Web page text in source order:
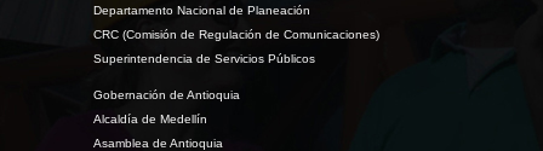
Departamento Nacional de Planeación
CRC (Comisión de Regulación de Comunicaciones)
Superintendencia de Servicios Públicos
Gobernación de Antioquia
Alcaldía de Medellín
Asamblea de Antioquia